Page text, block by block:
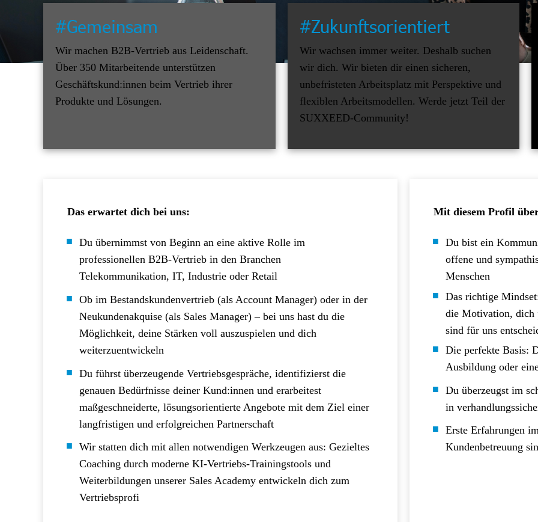
#Gemeinsam
Wir machen B2B-Vertrieb aus Leidenschaft.
Über 350 Mitarbeitende unterstützen
Geschäftskund:innen beim Vertrieb ihrer
Produkte und Lösungen.
#Zukunftsorientiert
Wir wachsen immer weiter. Deshalb suchen
wir dich. Wir bieten dir einen sicheren,
unbefristeten Arbeitsplatz mit Perspektive und
flexiblen Arbeitsmodellen. Werde jetzt Teil der
SUXXEED-Community!
Das erwartet dich bei uns:
Du übernimmst von Beginn an eine aktive Rolle im
professionellen B2B-Vertrieb in den Branchen
Telekommunikation, IT, Industrie oder Retail
Ob im Bestandskundenvertrieb (als Account Manager) oder in der
Neukundenakquise (als Sales Manager) – bei uns hast du die
Möglichkeit, deine Stärken voll auszuspielen und dich
weiterzuentwickeln
Du führst überzeugende Vertriebsgespräche, identifizierst die
genauen Bedürfnisse deiner Kund:innen und erarbeitest
maßgeschneiderte, lösungsorientierte Angebote mit dem Ziel einer
langfristigen und erfolgreichen Partnerschaft
Wir statten dich mit allen notwendigen Werkzeugen aus: Gezieltes
Coaching durch moderne KI-Vertriebs-Trainingstools und
Weiterbildungen unserer Sales Academy entwickeln dich zum
Vertriebsprofi
Mit diesem Profil
Du bist ein
offene und
Menschen
Das richtige
die Motivation, dich
sind für uns
Die perfekte Basis:
Ausbildung oder
Du überzeugst im
in
Erste Erfahrungen
Kundenbetreuung